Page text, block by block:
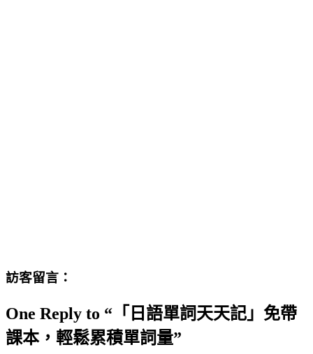
訪客留言：
One Reply to “「日語單詞天天記」免帶
課本，輕鬆累積單詞量”